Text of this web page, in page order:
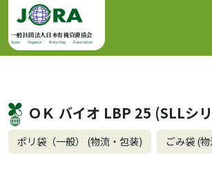
コンテンツへスキップ
メインナビゲーション
一般社団法人日本有機資源協会
Japan Organics Recycling Association
ＯＫ バイオ LBP 25 (SLLシ
ポリ袋（一般） (物流・包装) ごみ袋 (